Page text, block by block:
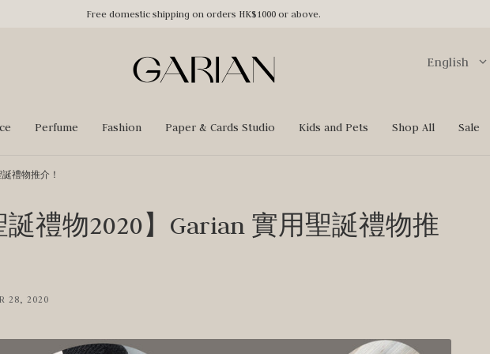
Free domestic shipping on orders HK$1000 or above.
Language
English
Perfume Fashion Paper & Cards Studio Kids and Pets Shop All Sale
禮物推介！
誕禮物2020】Garian 實用聖誕禮物推
28, 2020